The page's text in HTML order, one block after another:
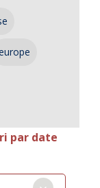
par date